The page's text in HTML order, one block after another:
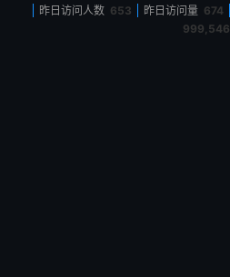
昨日访问人数 653 昨日访问量 674
999,546